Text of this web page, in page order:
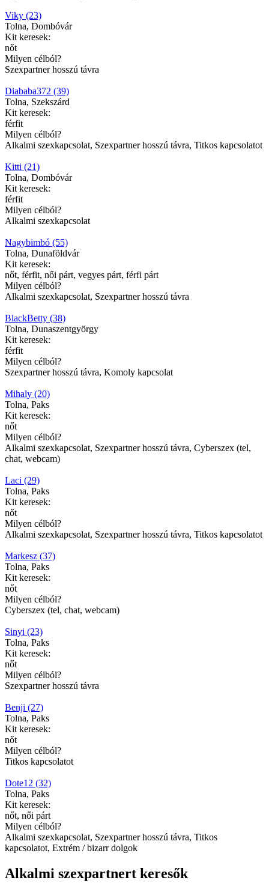
Viky (23)
Tolna, Dombóvár
Kit keresek:
nőt
Milyen célból?
Szexpartner hosszú távra
Diababa372 (39)
Tolna, Szekszárd
Kit keresek:
férfit
Milyen célból?
Alkalmi szexkapcsolat, Szexpartner hosszú távra, Titkos kapcsolatot
Kitti (21)
Tolna, Dombóvár
Kit keresek:
férfit
Milyen célból?
Alkalmi szexkapcsolat
Nagybimbó (55)
Tolna, Dunaföldvár
Kit keresek:
nőt, férfit, női párt, vegyes párt, férfi párt
Milyen célból?
Alkalmi szexkapcsolat, Szexpartner hosszú távra
BlackBetty (38)
Tolna, Dunaszentgyörgy
Kit keresek:
férfit
Milyen célból?
Szexpartner hosszú távra, Komoly kapcsolat
Mihaly (20)
Tolna, Paks
Kit keresek:
nőt
Milyen célból?
Alkalmi szexkapcsolat, Szexpartner hosszú távra, Cyberszex (tel,
chat, webcam)
Laci (29)
Tolna, Paks
Kit keresek:
nőt
Milyen célból?
Alkalmi szexkapcsolat, Szexpartner hosszú távra, Titkos kapcsolatot
Markesz (37)
Tolna, Paks
Kit keresek:
nőt
Milyen célból?
Cyberszex (tel, chat, webcam)
Sinyi (23)
Tolna, Paks
Kit keresek:
nőt
Milyen célból?
Szexpartner hosszú távra
Benji (27)
Tolna, Paks
Kit keresek:
nőt
Milyen célból?
Titkos kapcsolatot
Dote12 (32)
Tolna, Paks
Kit keresek:
nőt, női párt
Milyen célból?
Alkalmi szexkapcsolat, Szexpartner hosszú távra, Titkos
kapcsolatot, Extrém / bizarr dolgok
Alkalmi szexpartnert keresők